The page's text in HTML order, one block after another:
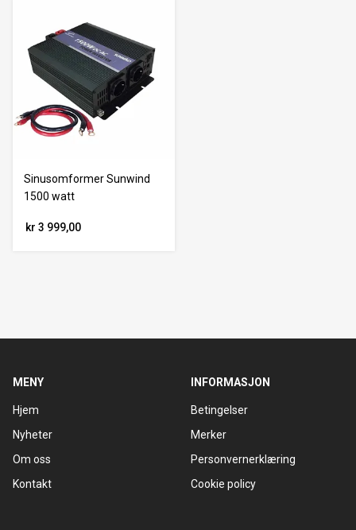
Sinusomformer Sunwind
1500 watt
kr 3 999,00
MENY
Hjem
Nyheter
Om oss
Kontakt
INFORMASJON
Betingelser
Merker
Personvernerklæring
Cookie policy